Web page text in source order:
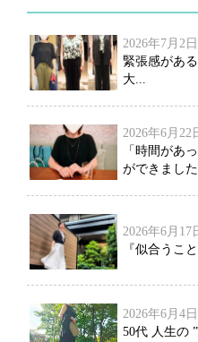
2026年7月2日
緊張感があ
大...
2026年6月22
「時間があ
ができまし
2026年6月17
『似合うこ
2026年6月4日
50代 人生の